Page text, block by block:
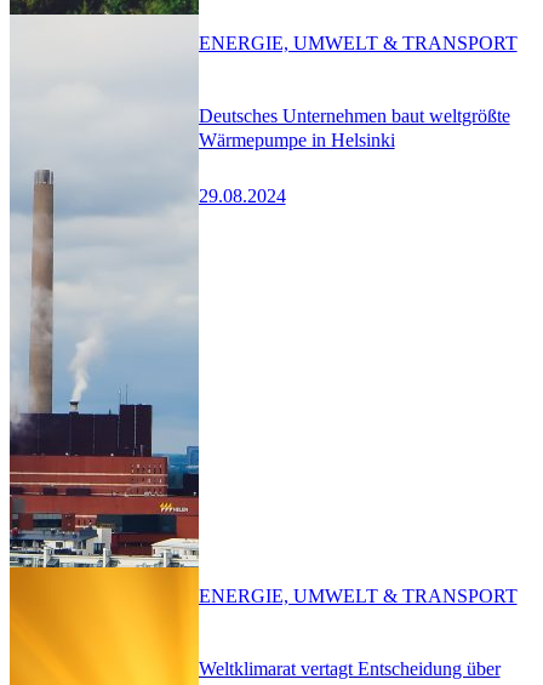
Deutsches Unternehmen baut weltgrößte
Wärmepumpe in Helsinki
29.08.2024
ENERGIE, UMWELT & TRANSPORT
Weltklimarat vertagt Entscheidung über
ENERGIE, UMWELT & TRANSPORT